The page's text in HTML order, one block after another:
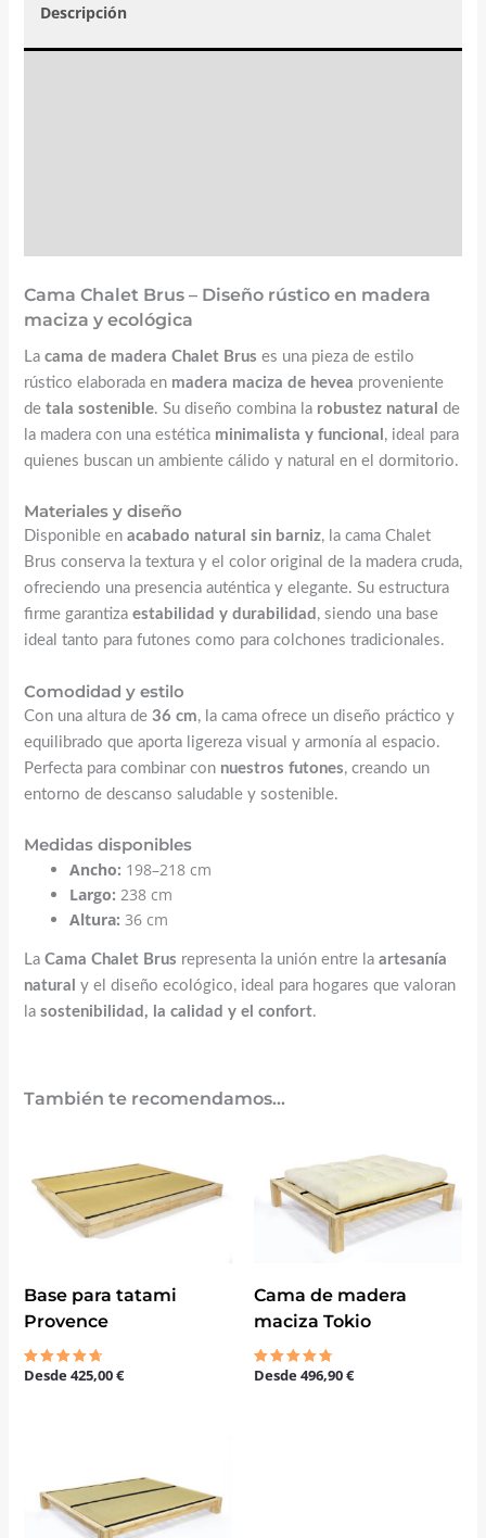
Descripción
Cama Chalet Brus – Diseño rústico en madera
maciza y ecológica
La cama de madera Chalet Brus es una pieza de estilo
rústico elaborada en madera maciza de hevea proveniente
de tala sostenible. Su diseño combina la robustez natural de
la madera con una estética minimalista y funcional , ideal para
quienes buscan un ambiente cálido y natural en el dormitorio.
Materiales y diseño
Disponible en acabado natural sin barniz, la cama Chalet
Brus conserva la textura y el color original de la madera cruda,
ofreciendo una presencia auténtica y elegante. Su estructura
firme garantiza estabilidad y durabilidad , siendo una base
ideal tanto para futones como para colchones tradicionales.
Comodidad y estilo
Con una altura de 36 cm, la cama ofrece un diseño práctico y
equilibrado que aporta ligereza visual y armonía al espacio.
Perfecta para combinar con nuestros futones, creando un
entorno de descanso saludable y sostenible.
Medidas disponibles
Ancho: 198–218 cm
Largo: 238 cm
Altura: 36 cm
La Cama Chalet Brus representa la unión entre la artesanía
natural y el diseño ecológico, ideal para hogares que valoran
la sostenibilidad, la calidad y el confort.
También te recomendamos…
Base para tatami
Provence
Valorado
Desde425,00€
Cama de madera
maciza Tokio
Valorado
Desde496,90€